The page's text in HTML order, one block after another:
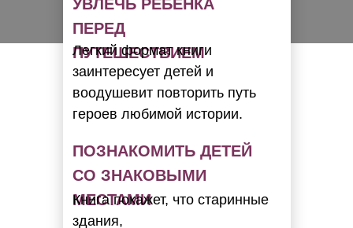
ПОЗНАКОМИТЬ ДЕТЕЙ
СO ЗНАКОВЫМИ
МЕСТАМИ
Книга покажет, что старинные
здания,
УВЛЕЧЬ РЕБЕНКА
ПЕРЕД
ПУТЕШЕСТВИЕМ
Легкий формат книги
заинтересует детей и
воодушевит повторить путь
героев любимой истории.